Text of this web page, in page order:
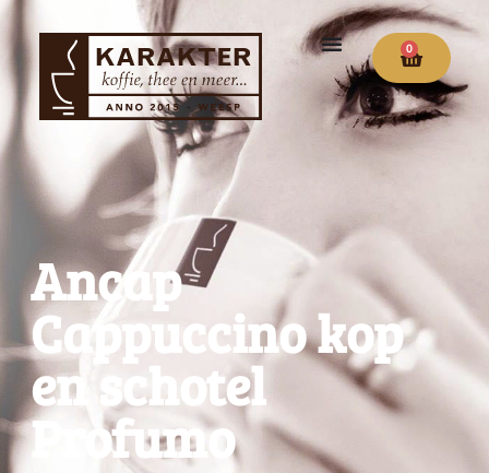
0
Ancap
Cappuccino kop
en schotel
Profumo